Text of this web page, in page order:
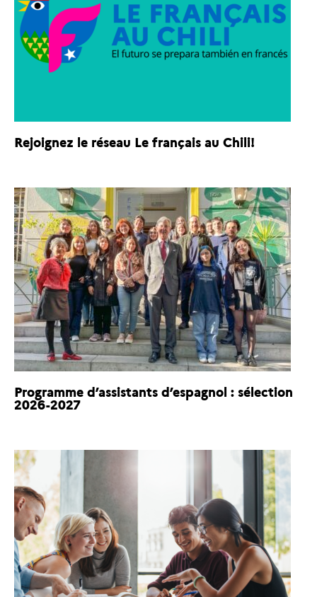
Rejoignez le réseau Le français au Chili!
Programme d’assistants d’espagnol : sélection
2026-2027